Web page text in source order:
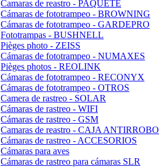
Camaras de reastro - PAQUETE
Cámaras de fototrampeo - BROWNING
Cámaras de fototrampeo - GARDEPRO
Fototrampas - BUSHNELL
Pièges photo - ZEISS
Cámaras de fototrampeo - NUMAXES
Pièges photos - REOLINK
Cámaras de fototrampeo - RECONYX
Cámaras de fototrampeo - OTROS
Camera de rastreo - SOLAR
Cámaras de rastreo - WIFI
Cámaras de rastreo - GSM
Camaras de reastro - CAJA ANTIRROBO
Cámaras de rastreo - ACCESORIOS
Cámaras para aves
Cámaras de rastreo para cámaras SLR